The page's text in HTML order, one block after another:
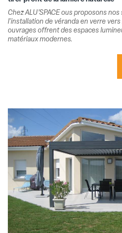
Chez ALU’SPACE ous proposons
l'installation de véranda en verre vers
ouvrages offrent des espaces
matériaux modernes.